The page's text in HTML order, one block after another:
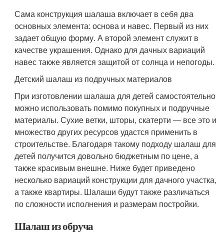
Сама конструкция шалаша включает в себя два
основных элемента: основа и навес. Первый из них
задает общую форму. А второй элемент служит в
качестве украшения. Однако для дачных вариаций
навес также является защитой от солнца и непогоды.
Детский шалаш из подручных материалов
При изготовлении шалаша для детей самостоятельно
можно использовать помимо покупных и подручные
материалы. Сухие ветки, шторы, скатерти — все это и
множество других ресурсов удастся применить в
строительстве. Благодаря такому подходу шалаш для
детей получится довольно бюджетным по цене, а
также красивым внешне. Ниже будет приведено
несколько вариаций конструкции для дачного участка,
а также квартиры. Шалаши будут также различаться
по сложности исполнения и размерам постройки.
Шалаш из обруча